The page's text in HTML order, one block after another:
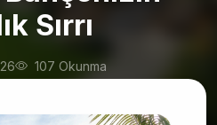
Sırrı
107 Okunma